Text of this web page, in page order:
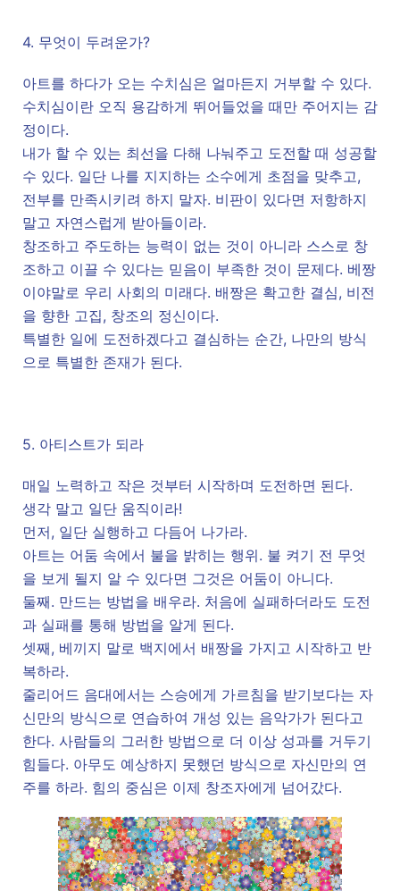
4. 무엇이 두려운가?
아트를 하다가 오는 수치심은 얼마든지 거부할 수 있다.
수치심이란 오직 용감하게 뛰어들었을 때만 주어지는 감
정이다.
내가 할 수 있는 최선을 다해 나눠주고 도전할 때 성공할
수 있다. 일단 나를 지지하는 소수에게 초점을 맞추고,
전부를 만족시키려 하지 말자. 비판이 있다면 저항하지
말고 자연스럽게 받아들이라.
창조하고 주도하는 능력이 없는 것이 아니라 스스로 창
조하고 이끌 수 있다는 믿음이 부족한 것이 문제다. 베짱
이야말로 우리 사회의 미래다. 배짱은 확고한 결심, 비전
을 향한 고집, 창조의 정신이다.
특별한 일에 도전하겠다고 결심하는 순간, 나만의 방식
으로 특별한 존재가 된다.
5. 아티스트가 되라
매일 노력하고 작은 것부터 시작하며 도전하면 된다.
생각 말고 일단 움직이라!
먼저, 일단 실행하고 다듬어 나가라.
아트는 어둠 속에서 불을 밝히는 행위. 불 켜기 전 무엇
을 보게 될지 알 수 있다면 그것은 어둠이 아니다.
둘째. 만드는 방법을 배우라. 처음에 실패하더라도 도전
과 실패를 통해 방법을 알게 된다.
셋째, 베끼지 말로 백지에서 배짱을 가지고 시작하고 반
복하라.
줄리어드 음대에서는 스승에게 가르침을 받기보다는 자
신만의 방식으로 연습하여 개성 있는 음악가가 된다고
한다. 사람들의 그러한 방법으로 더 이상 성과를 거두기
힘들다. 아무도 예상하지 못했던 방식으로 자신만의 연
주를 하라. 힘의 중심은 이제 창조자에게 넘어갔다.